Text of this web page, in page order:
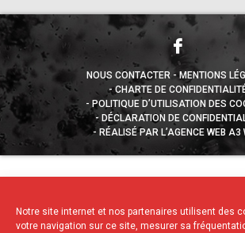
Notre site internet et nos partenaires utilisent des
votre navigation sur ce site, mesurer sa
NOUS CONTACTER
MENTIONS
CHARTE DE
POLITIQUE D’UTILISATION DES
DÉCLARATION DE
RÉALISÉ PAR L’AGENCE WEB A3